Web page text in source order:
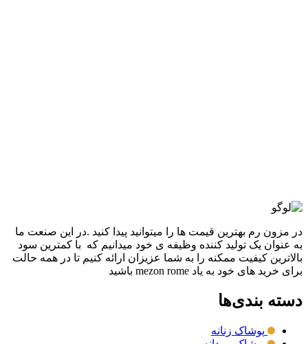
در مزون رم بهترین قیمت ها را میتوانید پیدا کنید .در این صنعت ما
به عنوان یک تولید کننده وظیفه ی خود میدانیم که با کمترین سود
بالاترین کیفیت ممکنه را به شما عزیزان ارائه کنیم تا در همه حالت
برای خرید های خود به یاد mezon rome باشید
دسته بندی‌ها
پوشاک زنانه